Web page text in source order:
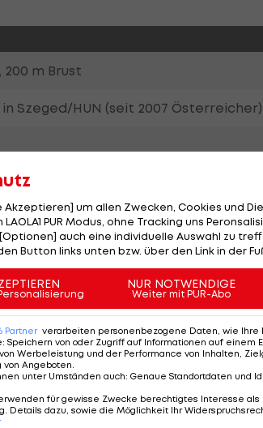
m Brust
in Szeged/HUN (seit 2007 Österreicher)
Wien
(ARG), Sonja Porter (AUS)
Brust 2008 und 9. 2010, 11. 50 m Brust
Akzeptieren] um allen Zwecken, Cookies und
PUR Modus, ohne Tracking uns
auch eine individuelle Auswahl zu
Button links unten bzw. über den Link in der
NUR NOTWENDIGE
Weiter mit PUR-Abo
Partner verarbeiten personenbezogene Daten, wie Ihre
: Speichern von oder Zugriff auf Informationen auf einem
Werbeleistung und der Performance von Inhalten,
von Angeboten.
unter Umständen auch: Genaue Standortdaten und
für gewisse Zwecke berechtigtes Interesse als
Details dazu, sowie die Möglichkeit Ihr